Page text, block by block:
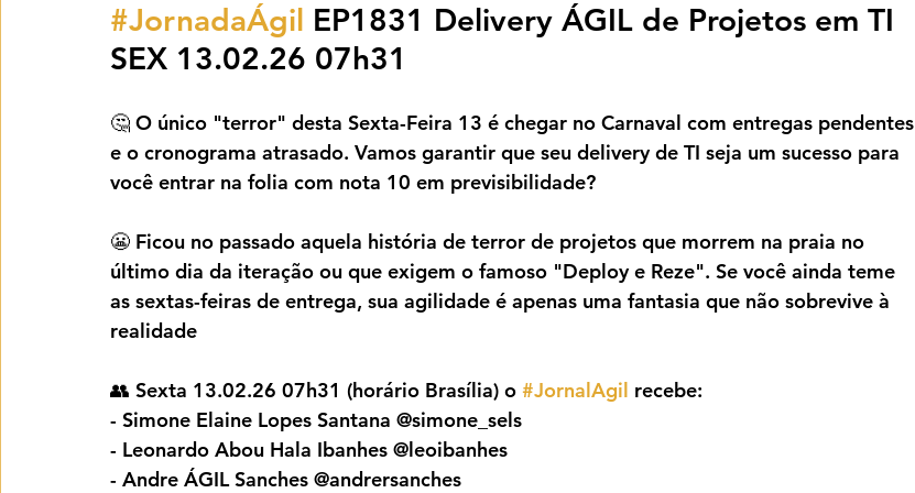
#JornadaÁgil EP1831 Delivery ÁGIL de Projetos em TI
SEX 13.02.26 07h31
🤔 O único "terror" desta Sexta-Feira 13 é chegar no Carnaval com entregas pendentes
e o cronograma atrasado. Vamos garantir que seu delivery de TI seja um sucesso para
você entrar na folia com nota 10 em previsibilidade?
😬 Ficou no passado aquela história de terror de projetos que morrem na praia no
último dia da iteração ou que exigem o famoso "Deploy e Reze". Se você ainda teme
as sextas-feiras de entrega, sua agilidade é apenas uma fantasia que não sobrevive à
realidade
👥 Sexta 13.02.26 07h31 (horário Brasília) o #JornalAgil recebe:
- Simone Elaine Lopes Santana @simone_sels
- Leonardo Abou Hala Ibanhes @leoibanhes
- Andre ÁGIL Sanches @andrersanches